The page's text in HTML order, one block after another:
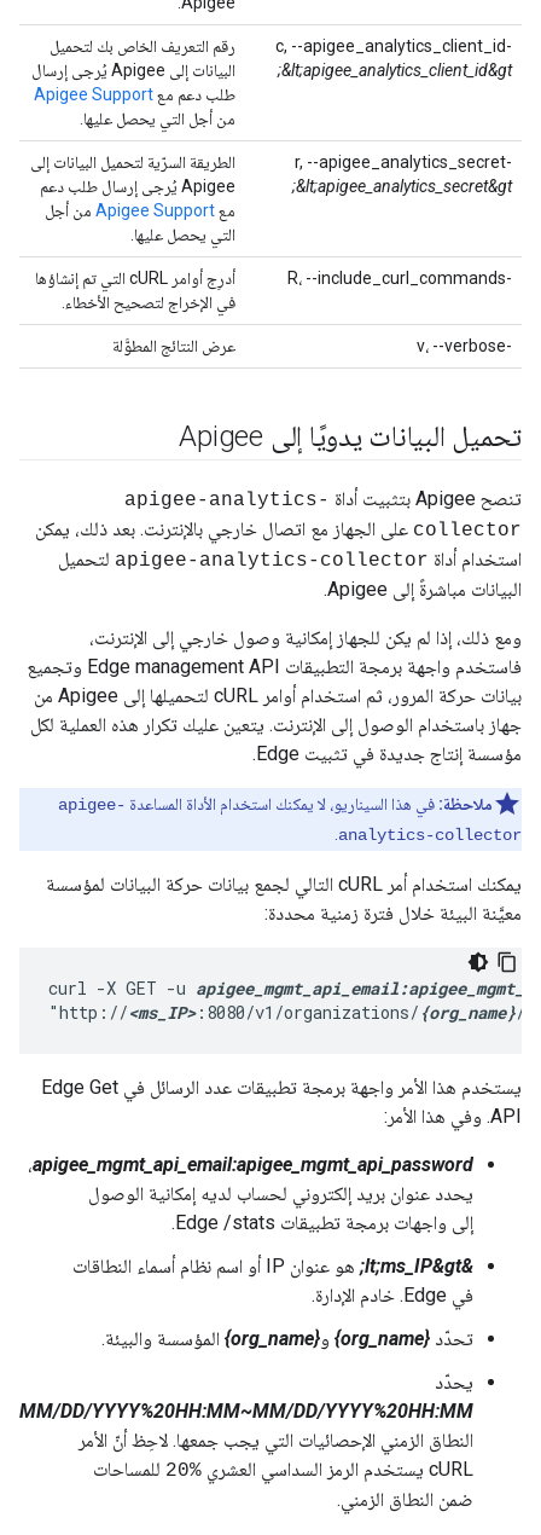
-c, --apigee_analytics_client_id
&lt;apigee_analytics_client_id&gt;
رقم التعريف الخاص بك لتحميل
البيانات إلى Apigee يُرجى إرسال
طلب دعم معApigee Support
من أجل التي يحصل عليها.
-r, --apigee_analytics_secret
&lt;apigee_analytics_secret&gt;
الطريقة السرّية لتحميل البيانات إلى
Apigee يُرجى إرسال طلب دعم
معApigee Support من أجل
التي يحصل عليها.
-R، --include_curl_commands
أدرِج أوامر cURL التي تم إنشاؤها
في الإخراج لتصحيح الأخطاء.
-v، --verbose عرض النتائج المطوَّلة
تحميل البيانات يدويًا إلى Apigee
تنصح Apigee بتثبيت أداة
apigee-analytics-
collector على الجهاز مع اتصال خارجي بالإنترنت. بعد ذلك، يمكن
استخدام أداة apigee-analytics-collector لتحميل
البيانات مباشرةً إلى Apigee.
ومع ذلك، إذا لم يكن للجهاز إمكانية وصول خارجي إلى الإنترنت،
فاستخدم واجهة برمجة التطبيقات Edge management API وتجميع
بيانات حركة المرور، ثم استخدام أوامر cURL لتحميلها إلى Apigee من
جهاز باستخدام الوصول إلى الإنترنت. يتعين عليك تكرار هذه العملية لكل
مؤسسة إنتاج جديدة في تثبيت Edge.
ملاحظة: في هذا السيناريو، لا يمكنك استخدام الأداة المساعدة apigee-
analytics-collector
يمكنك استخدام أمر cURL التالي لجمع بيانات حركة البيانات لمؤسسة
معيَّنة البيئة خلال فترة زمنية محددة:
curl -X GET -u
"http://<ms_IP>:8080/v1/organizations/ {org_name}/
يستخدم هذا الأمر واجهة برمجة تطبيقات عدد الرسائل في Edge Get
API. وفي هذا الأمر:
apigee_mgmt_api_email:apigee_mgmt_api_password،
يحدد عنوان بريد إلكتروني لحساب لديه إمكانية الوصول
إلى واجهات برمجة تطبيقات Edge /stats.
&lt;ms_IP&gt;
هو عنوان IP أو اسم نظام أسماء النطاقات
في Edge. خادم الإدارة.
تحدّد {org_name} و{org_name}
المؤسسة والبيئة.
يحدّد
MM/DD/YYYY%20HH:MM~MM/DD/YYYY%20HH:MM
النطاق الزمني الإحصائيات التي يجب جمعها. لاحِظ أنّ الأمر
cURL يستخدم الرمز السداسي العشري
%20
للمساحات
ضمن النطاق الزمني.